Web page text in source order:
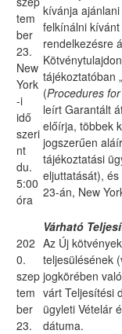
tem
ber
23.
New
York
-i
idő
szeri
nt
du.
5:00
óra
kívánja
felkínálni
rendelkezésre
tájékoztatóban
(Procedures
leírt Garantált
előírja, többek
jogszerűen
tájékoztatási
eljuttatását),
23-án, New
202
0.
szep
tem
ber
23.
Várható
Az Új
teljesülésének
jogkörében
várt Teljesítési
ügyleti Vételár
dátuma.